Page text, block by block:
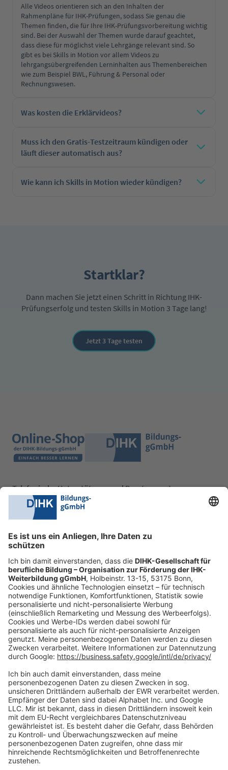
Alle Videos orientieren sich an den Inhalten der
Rahmenpläne für IHK-Prüfungen, sodass Sie genau die
Themen finden, die für Ihre IHK-Prüfungsvorbereitung wichtig
sind. Bei der Auswahl der Themen wurde darauf geachtet,
dass diese für möglichst viele Lehrgänge relevant sind. So
gibt es bei Skills in Motion vor allem Videos zu
lehrgangsübergreifenden Lerninhalten aus Themenbereichen
wie zum Beispiel BWL, Führung & Personal oder
Rechnungswesen.
Was kosten die Erklärvideos?
Muss ich den Gratis-Testzeitraum kündigen oder
läuft dieser automatisch aus?
Wie kann ich Skills in Motion wieder kündigen?
Startklar?
Dann machen Sie jetzt einen Schritt in Richtung IHK-
Prüfungserfolg und testen Skills in Motion 3 Tage lang!
Jetzt 3 Tage testen
Telefonische Unterstützung und Beratung unter:
0228 6205 205
Fr.:
09:00-14:00 Uhr
shop@dihk-bildung.shop
Vertrag widerrufen
Zahlungsarten
Social Media
Oft Gesucht